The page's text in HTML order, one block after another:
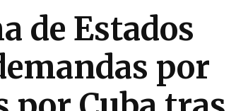
de Estados
por